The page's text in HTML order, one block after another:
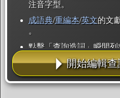
注音字型。
成語典/重編本/英文的文
。
點擊「查詢造詞」瞬間列
點「部首」瞬間列出所
辭典解釋的全文都經過
用手動重複輸入。
開始編輯查